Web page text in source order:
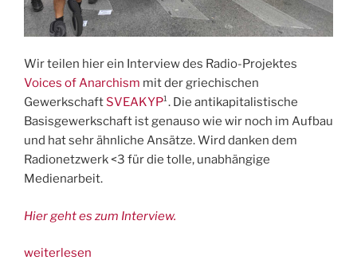
Wir teilen hier ein Interview des Radio-Projektes
Voices of Anarchism mit der griechischen
GewerkschaftSVEAKYP¹. Die antikapitalistische
Basisgewerkschaft ist genauso wie wir noch im Aufbau
und hat sehr ähnliche Ansätze. Wird danken dem
Radionetzwerk <3 für die tolle, unabhängige
Medienarbeit.
Hier geht es zum Interview.
„Interview
weiterlesen